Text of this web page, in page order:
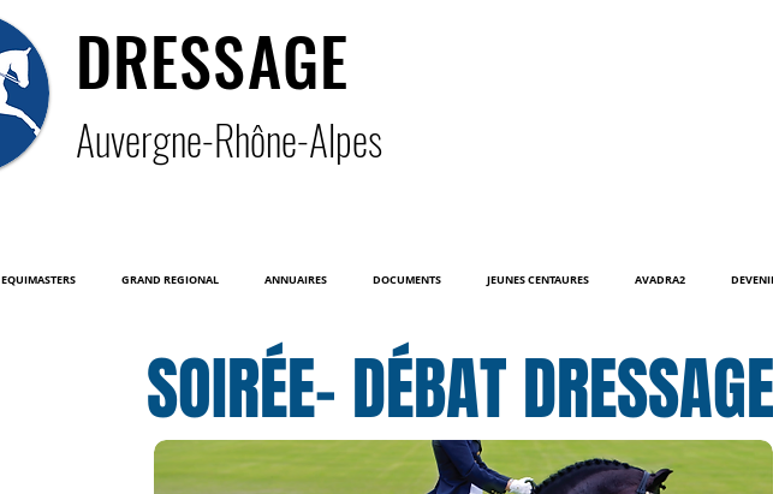
DRESSAGE
Auvergne-Rhône-Alpes
EQUIMASTERS GRAND REGIONAL ANNUAIRES DOCUMENTS JEUNES CENTAURES AVADRA2
SOIRÉE- DÉBAT DRESSAGE